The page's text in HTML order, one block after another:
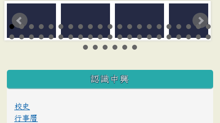
:::
認識中興
校史
行事曆